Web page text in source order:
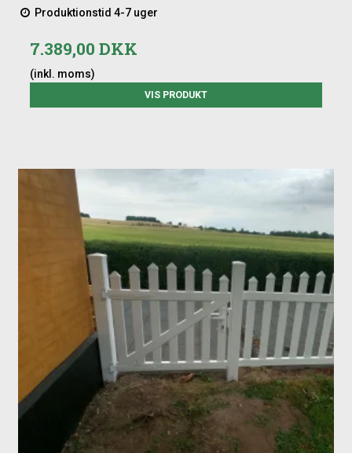
Produktionstid 4-7 uger
7.389,00 DKK
(inkl. moms)
VIS PRODUKT